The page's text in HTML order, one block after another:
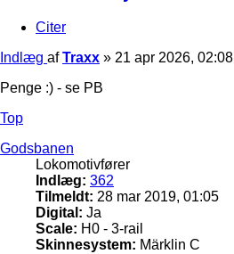
Citer
Indlæg afTraxx » 21 apr 2026, 02:08
Penge :) - se PB
Top
Godsbanen
Lokomotivfører
Indlæg: 362
Tilmeldt: 28 mar 2019, 01:05
Digital: Ja
Scale: H0 - 3-rail
Skinnesystem: Märklin C